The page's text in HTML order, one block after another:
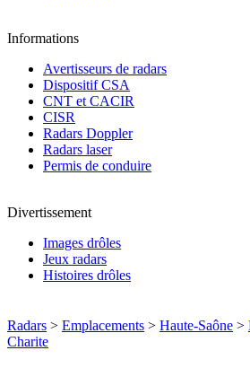
Informations
Avertisseurs de radars
Dispositif CSA
CNT et CACIR
CISR
Radars Doppler
Radars laser
Permis de conduire
Divertissement
Images drôles
Jeux radars
Histoires drôles
Radars > Emplacements > Haute-Saône >
Charite